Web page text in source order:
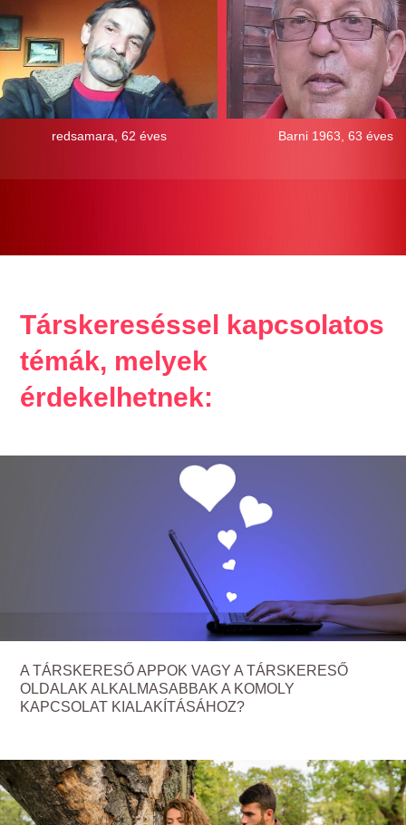
redsamara, 62 éves Barni 1963, 63 éves
Társkereséssel kapcsolatos
témák, melyek
érdekelhetnek:
A TÁRSKERESŐ APPOK VAGY A TÁRSKERESŐ
OLDALAK ALKALMASABBAK A KOMOLY
KAPCSOLAT KIALAKÍTÁSÁHOZ?